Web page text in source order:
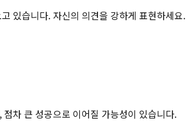
있습니다. 자신의 의견을 강하게 표현하세요.
차 큰 성공으로 이어질 가능성이 있습니다.